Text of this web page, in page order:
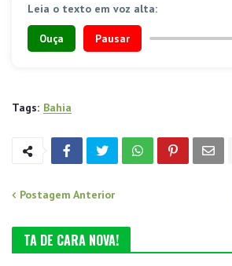
Leia o texto em voz alta:
Ouça Pausar
Tags: Bahia
Postagem Anterior
TA DE CARA NOVA!